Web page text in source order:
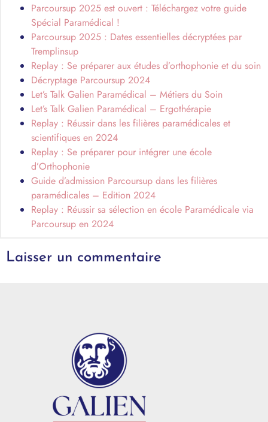
Parcoursup 2025 est ouvert : Téléchargez votre guide
Spécial Paramédical !
Parcoursup 2025 : Dates essentielles décryptées par
Tremplinsup
Replay : Se préparer aux études d’orthophonie et du soin
Décryptage Parcoursup 2024
Let’s Talk Galien Paramédical – Métiers du Soin
Let’s Talk Galien Paramédical – Ergothérapie
Replay : Réussir dans les filières paramédicales et
scientifiques en 2024
Replay : Se préparer pour intégrer une école
d’Orthophonie
Guide d’admission Parcoursup dans les filières
paramédicales – Edition 2024
Replay : Réussir sa sélection en école Paramédicale via
Parcoursup en 2024
Laisser un commentaire